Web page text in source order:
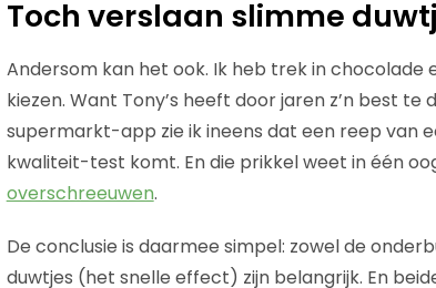
Toch verslaan slimme
Andersom kan het ook. Ik heb trek in chocolade
kiezen. Want Tony’s heeft door jaren z’n best
supermarkt-app zie ik ineens dat een reep van
kwaliteit-test komt. En die prikkel weet in één
overschreeuwen.
De conclusie is daarmee simpel: zowel de
duwtjes (het snelle effect) zijn belangrijk. En